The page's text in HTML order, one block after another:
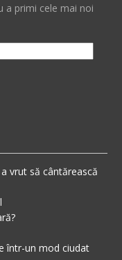
a primi cele mai noi
vrut să cântărească
într-un mod ciudat